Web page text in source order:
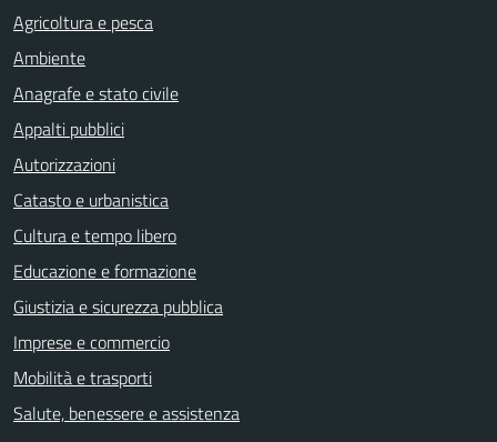
Agricoltura e pesca
Ambiente
Anagrafe e stato civile
Appalti pubblici
Autorizzazioni
Catasto e urbanistica
Cultura e tempo libero
Educazione e formazione
Giustizia e sicurezza pubblica
Imprese e commercio
Mobilità e trasporti
Salute, benessere e assistenza